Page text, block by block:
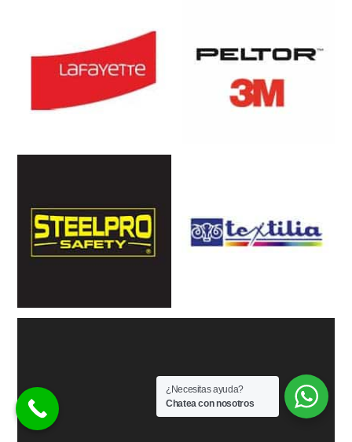
¿Necesitas ayuda?
Chatea con nosotros